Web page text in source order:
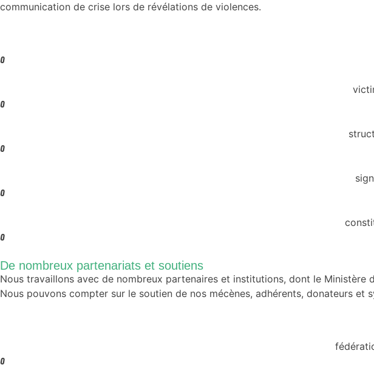
communication de crise lors de révélations de violences.
0
0
0
0
0
De nombreux partenariats et soutiens
Nous travaillons avec de nombreux partenaires et institutions, dont le Ministère
Nous pouvons compter sur le soutien de nos mécènes, adhérents, donateurs
0